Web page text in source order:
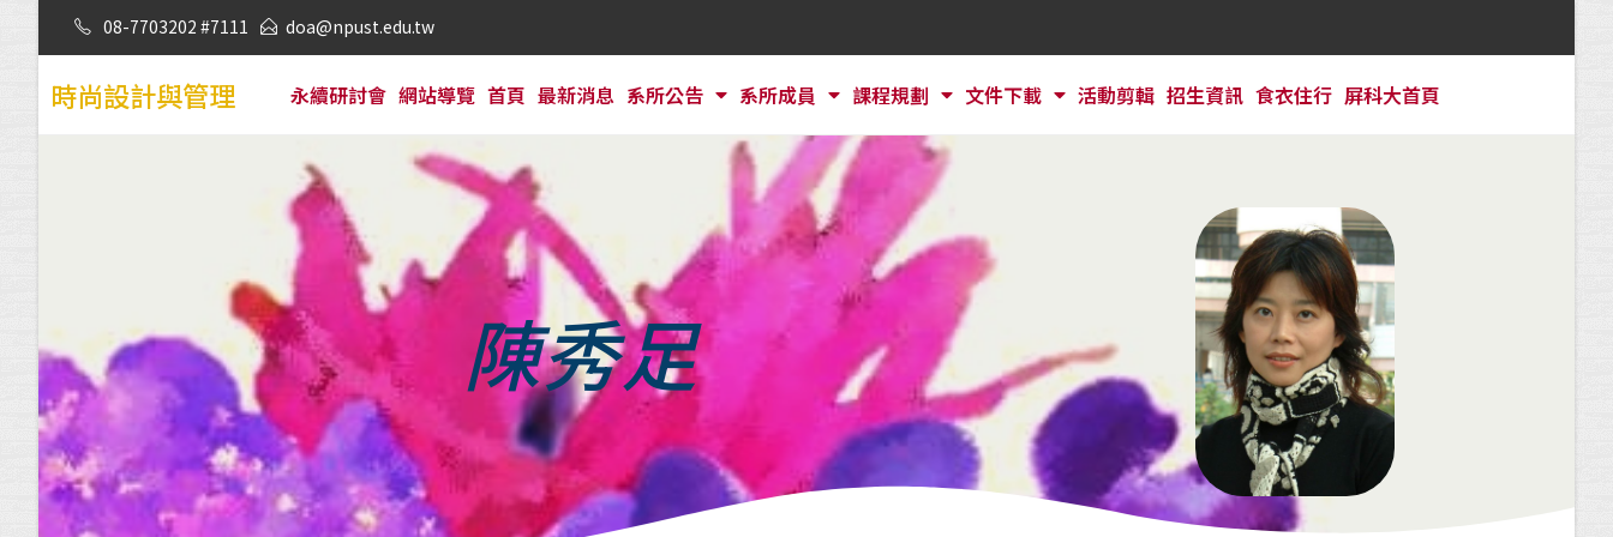
08-7703202 #7111 doa@npust.edu.tw
時尚設計與管理 永續研討會 網站導覽 首頁 最新消息 系所公告 系所成員 課程規劃 文件下載 活動剪輯 招生資訊 食衣住行 屏科大首頁
陳秀足